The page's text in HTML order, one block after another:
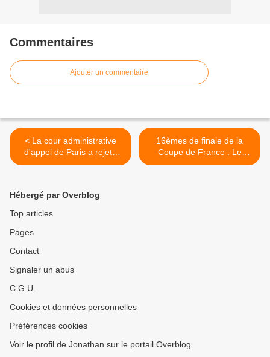
Commentaires
Ajouter un commentaire
< La cour administrative
d'appel de Paris a rejeté
une autre requête de la
16èmes de finale de la
Coupe de France : Le
match opposant Vannes au
Hébergé par Overblog
Top articles
Pages
Contact
Signaler un abus
C.G.U.
Cookies et données personnelles
Préférences cookies
Voir le profil de Jonathan sur le portail Overblog